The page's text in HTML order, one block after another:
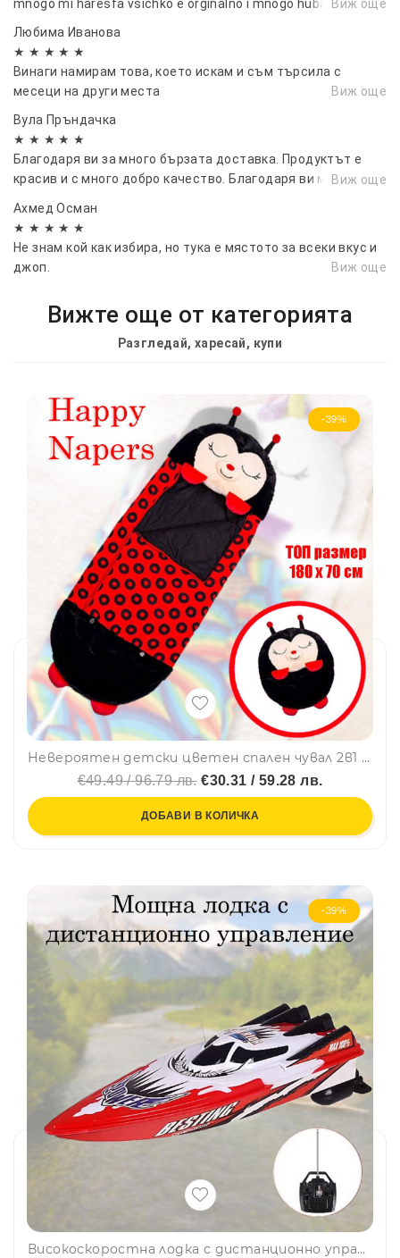
mnogo mi haresfa vsichko e orginalno i mnogo hubavoВиж още
Любима Иванова
★ ★ ★ ★ ★
Винаги намирам това, което искам и съм търсила с
месеци на други места
Виж още
Вула Пръндачка
★ ★ ★ ★ ★
Благодаря ви за много бързата доставка. Продуктът е
красив и с много добро качество. Благодаря ви много и ви
Виж още
Ахмед Осман
★ ★ ★ ★ ★
Не знам кой как избира, но тука е мястото за всеки вкус и
джоп.
Виж още
Вижте още от категорията
Разгледай, харесай, купи
-39%
Невероятен детски цветен спален чувал 2в1 Happy Napers - Калинката Беки, BF22
€49.49 / 96.79 лв.€30.31 / 59.28 лв.
ДОБАВИ В КОЛИЧКА
-39%
Високоскоростна лодка с дистанционно управление - радиоконтрол, 202